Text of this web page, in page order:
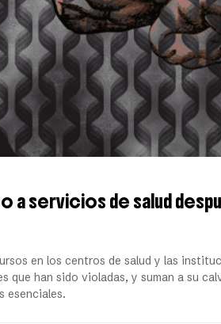
a servicios de salud
en los centros de salud y las
que han sido violadas, y suman a su
esenciales.